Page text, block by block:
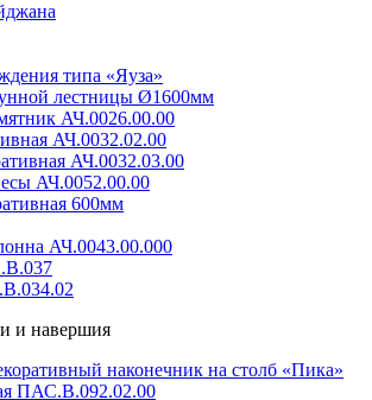
типа «Яуза»
лестницы Ø1600мм
АЧ.0026.00.00
АЧ.0032.02.00
АЧ.0032.03.00
АЧ.0052.00.00
600мм
АЧ.0043.00.000
и навершия
наконечник на столб «Пика»
ПАС.В.092.02.00